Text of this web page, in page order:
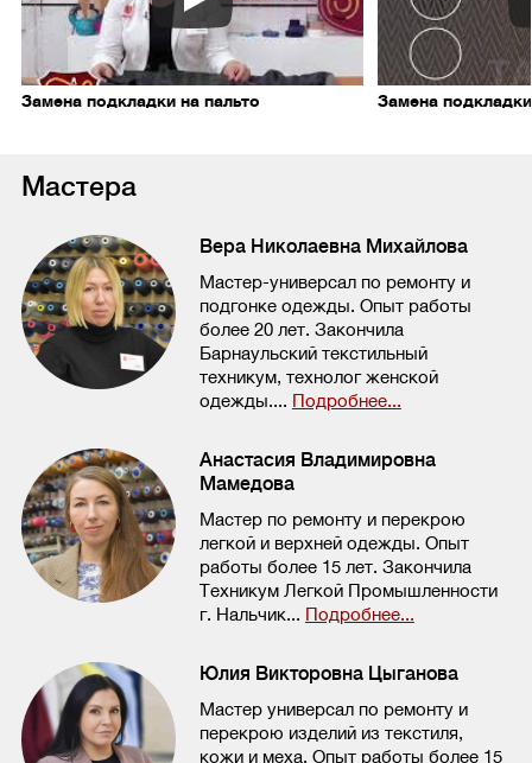
Замена подкладки на пальто Замена
Мастера
Вера Николаевна Михайлова
Мастер-универсал по ремонту и
подгонке одежды. Опыт работы
более 20 лет. Закончила
Барнаульский текстильный
техникум, технолог женской
одежды.... Подробнее...
Анастасия Владимировна
Мамедова
Мастер по ремонту и перекрою
легкой и верхней одежды. Опыт
работы более 15 лет. Закончила
Техникум Легкой Промышленности
г. Нальчик... Подробнее...
Юлия Викторовна Цыганова
Мастер универсал по ремонту и
перекрою изделий из текстиля,
кожи и меха. Опыт работы более 15